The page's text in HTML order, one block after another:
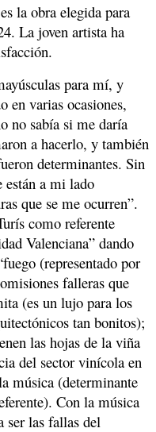
la obra elegida para
La joven artista ha
para mí, y
en varias ocasiones,
no sabía si me daría
a hacerlo, y también
determinantes. Sin
están a mi lado
que se me ocurren”.
como referente
Valenciana” dando
(representado por
falleras que
(es un lujo para los
tan bonitos);
las hojas de la viña
del sector vinícola en
música (determinante
Con la música
ser las fallas del